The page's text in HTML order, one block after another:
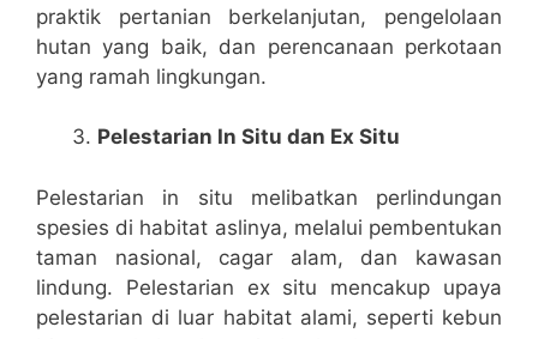
praktik pertanian berkelanjutan, pengelolaan
hutan yang baik, dan perencanaan perkotaan
yang ramah lingkungan.
Pelestarian In Situ dan Ex Situ
Pelestarian in situ melibatkan perlindungan
spesies di habitat aslinya, melalui pembentukan
taman nasional, cagar alam, dan kawasan
lindung. Pelestarian ex situ mencakup upaya
pelestarian di luar habitat alami, seperti kebun